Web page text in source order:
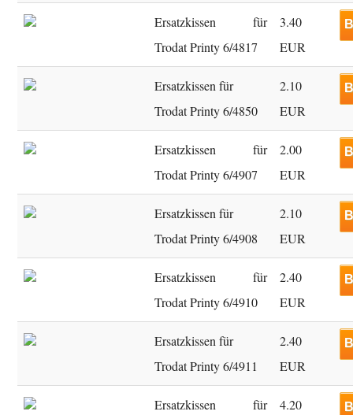
Ersatzkissen für
Trodat Printy 6/4817
3.40
EUR
Ersatzkissen für
Trodat Printy 6/4850
2.10
EUR
Ersatzkissen für
Trodat Printy 6/4907
2.00
EUR
Ersatzkissen für
Trodat Printy 6/4908
2.10
EUR
Ersatzkissen für
Trodat Printy 6/4910
2.40
EUR
Ersatzkissen für
Trodat Printy 6/4911
2.40
EUR
Ersatzkissen für
4.20